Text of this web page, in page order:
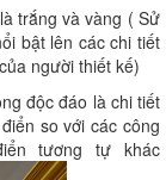
trắng và vàng ( Sử
bật lên các chi tiết
người thiết kế)
độc đáo là chi tiết
so với các công
tương tự khác